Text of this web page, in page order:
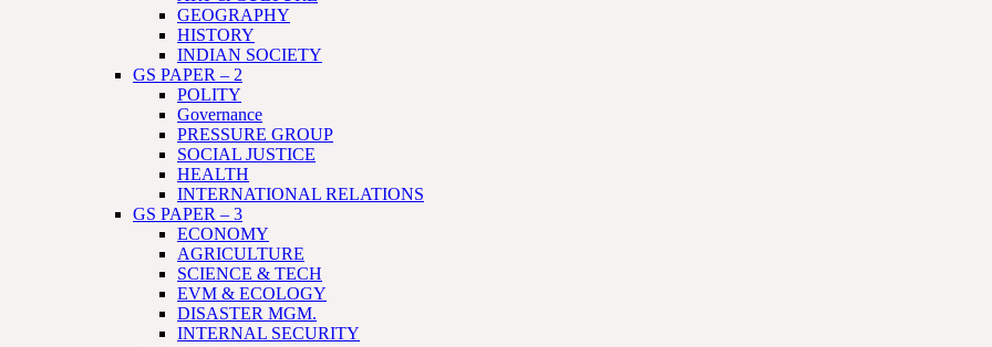
GEOGRAPHY
HISTORY
INDIAN SOCIETY
GS PAPER – 2
POLITY
Governance
PRESSURE GROUP
SOCIAL JUSTICE
HEALTH
INTERNATIONAL RELATIONS
GS PAPER – 3
ECONOMY
AGRICULTURE
SCIENCE & TECH
EVM & ECOLOGY
DISASTER MGM.
INTERNAL SECURITY